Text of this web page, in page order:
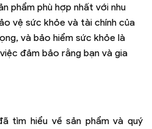
phẩm phù hợp nhất với nhu
vệ sức khỏe và tài chính của
và bảo hiểm sức khỏe là
đảm bảo rằng bạn và gia
tìm hiểu về sản phẩm và quý